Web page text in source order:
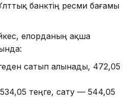
банктің ресми бағамы
елорданың ақша
сатып алынады, 472,05
теңге, сату — 544,05